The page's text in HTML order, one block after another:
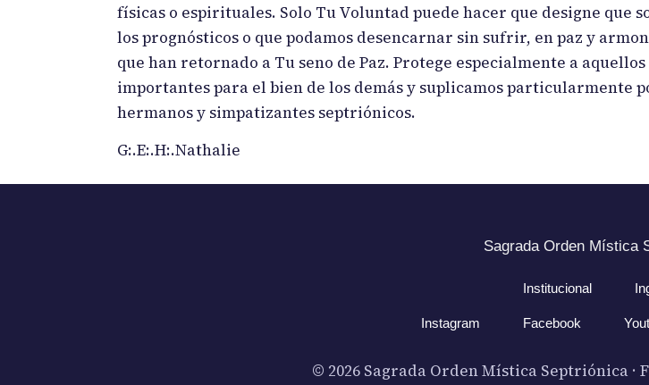
físicas o espirituales. Solo Tu Voluntad puede hacer que designe que
los prognósticos o que podamos desencarnar sin sufrir, en paz y
que han retornado a Tu seno de Paz. Protege especialmente a
importantes para el bien de los demás y suplicamos particularmente
hermanos y simpatizantes septriónicos.
G:.E:.H:.Nathalie
Sagrada Orden Mística
Institucional
Instagram Facebook
© 2026 Sagrada Orden Mística Septriónica ·